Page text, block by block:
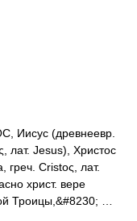
(древнеевр.
лат. Jesus), Христос
греч. Cristoς, лат.
христ. вере
Троицы,&#8230; …